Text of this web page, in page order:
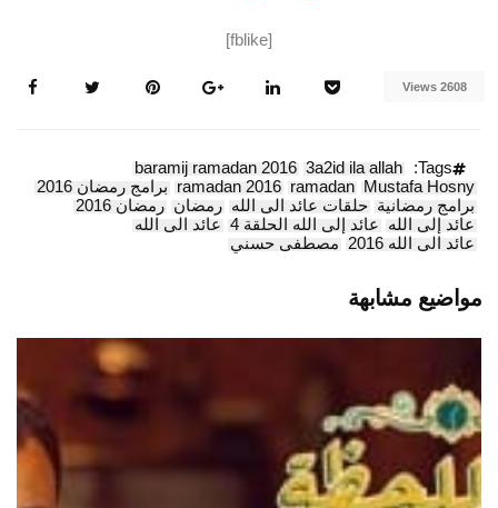
[fblike]
2608 Views
Tags:
3a2id ila allah
baramij ramadan 2016
Mustafa Hosny
ramadan
ramadan 2016 برامج رمضان 2016
برامج رمضانية حلقات عائد الى الله رمضان رمضان 2016
عائد إلى الله عائد إلى الله الحلقة 4
عائد الى الله
عائد الى الله 2016
مصطفى حسني
مواضيع مشابهة